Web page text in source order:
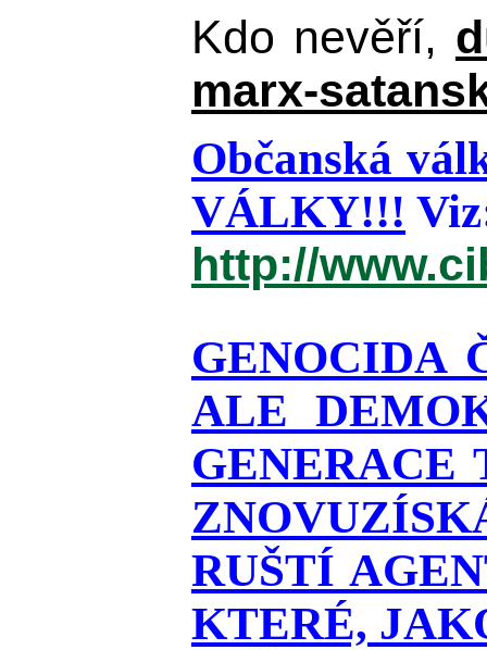
Kdo nevěří,
marx-
Občanská
VÁLKY!!!
http://
GENOCIDA
ALE
RUŠTÍ
KTERÉ,